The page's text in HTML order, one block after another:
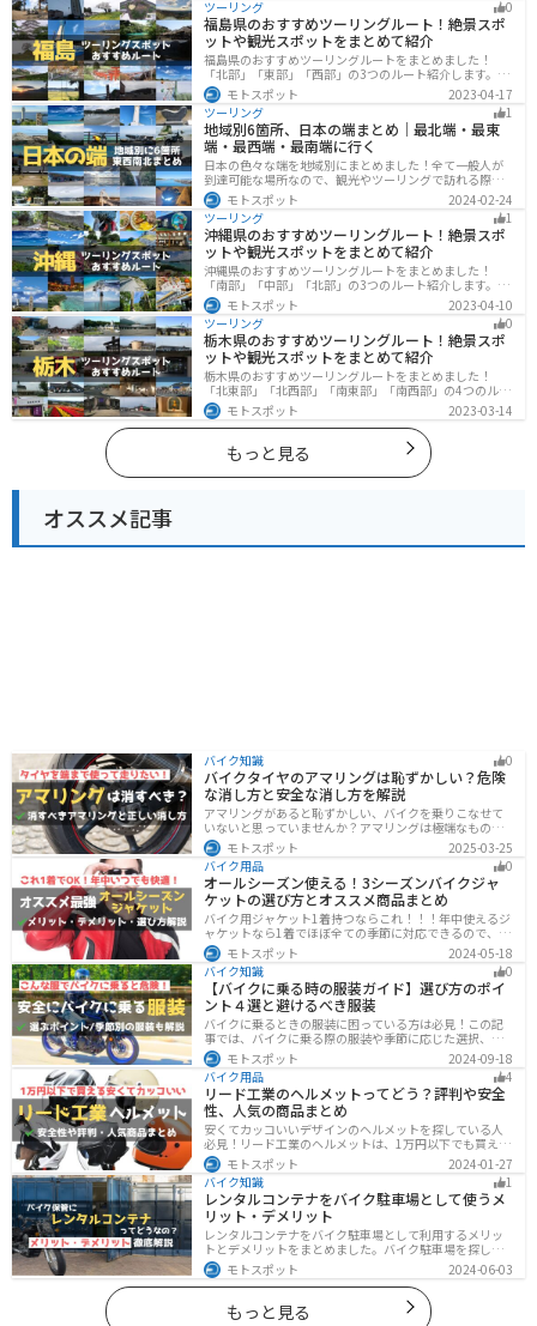
ください。
ツーリング 0
福島県のおすすめツーリングルート！絶景スポ
ットや観光スポットをまとめて紹介
福島県のおすすめツーリングルートをまとめました！
「北部」「東部」「西部」の3つのルート紹介します。内
陸部には山々が連なり、海岸線は太平洋に面してるので
観光スポットが多数あります。バイクで福島県にツーリ
ングに行く際は参考にしてください。
モトスポット
2023-04-17
ツーリング
1
地域別6箇所、日本の端まとめ｜最北端・最東
端・最西端・最南端に行く
日本の色々な端を地域別にまとめました！全て一般人が
到達可能な場所なので、観光やツーリングで訪れる際の
参考にしてください。
モトスポット
2024-02-24
ツーリング
1
沖縄県のおすすめツーリングルート！絶景スポ
ットや観光スポットをまとめて紹介
沖縄県のおすすめツーリングルートをまとめました！
「南部」「中部」「北部」の3つのルート紹介します。美
しいビーチや歴史と文化に溢れたスポットが多数あり、
様々な楽しみ方ができます。バイクで沖縄県にツーリン
グに行く際は参考にしてください。
モトスポット
2023-04-10
ツーリング
0
栃木県のおすすめツーリングルート！絶景スポ
ットや観光スポットをまとめて紹介
栃木県のおすすめツーリングルートをまとめました！
「北東部」「北西部」「南東部」「南西部」の4つのルー
ト紹介します。日本を代表する神社や広大な山や滝、湖
などを歴史や自然を満喫するツーリングができます。バ
イクで栃木県にツーリングに行く際は参考にしてくださ
モトスポット 2023-03-14
もっと見る
オススメ記事
バイク知識 0
バイクタイヤのアマリングは恥ずかしい？危険
な消し方と安全な消し方を解説
アマリングがあると恥ずかしい、バイクを乗りこなせて
いないと思っていませんか？アマリングは極端なもので
なければ全く問題ありません。しかし、気になるという
方がいるのも事実です。この記事では消した方がいいア
マリングや消し方を解説します。
モトスポット
2025-03-25
バイク用品
0
オールシーズン使える！3シーズンバイクジャ
ケットの選び方とオススメ商品まとめ
バイク用ジャケット1着持つならこれ！！！年中使えるジ
ャケットなら1着でほぼ全ての季節に対応できるので、出
費も抑えられます。真夏や真冬など極端な季節に乗る場
合は専用ジャケットがあるとより快適になるのでツーリ
ングスタイルに合わせて検討してください。
モトスポット
2024-05-18
バイク知識
0
【バイクに乗る時の服装ガイド】選び方のポイ
ント４選と避けるべき服装
バイクに乗るときの服装に困っている方は必見！この記
事では、バイクに乗る際の服装や季節に応じた選択、避
けるべき服装について解説しています。実は、安全性だ
けでなく、快適性も重要視することが大切です。この記
事を読めば、最適なバイクウェアを選ぶヒントが得られ
ます。
モトスポット
2024-09-18
バイク用品
4
リード工業のヘルメットってどう？評判や安全
性、人気の商品まとめ
安くてカッコいいデザインのヘルメットを探している人
必見！リード工業のヘルメットは、1万円以下でも買える
ヘルメットが多数あります。安全基準もしっかりクリア
しており、安全性にも優れています。種類も豊富でカス
タム用のシールドもあるので、クールに決めたい人にオ
ススメです。
モトスポット
2024-01-27
バイク知識
1
レンタルコンテナをバイク駐車場として使うメ
リット・デメリット
レンタルコンテナをバイク駐車場として利用するメリッ
トとデメリットをまとめました。バイク駐車場を探して
いるなら、最強のセキュリティでバイクの劣化も防げる
レンタルコンテナを検討してみませんか？キャンペーン
を利用することで格安で利用できます。
モトスポット 2024-06-03
もっと見る